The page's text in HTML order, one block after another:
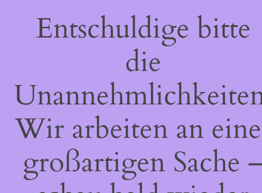
Entschuldige bitte
die
Wir arbeiten an
großartigen Sache